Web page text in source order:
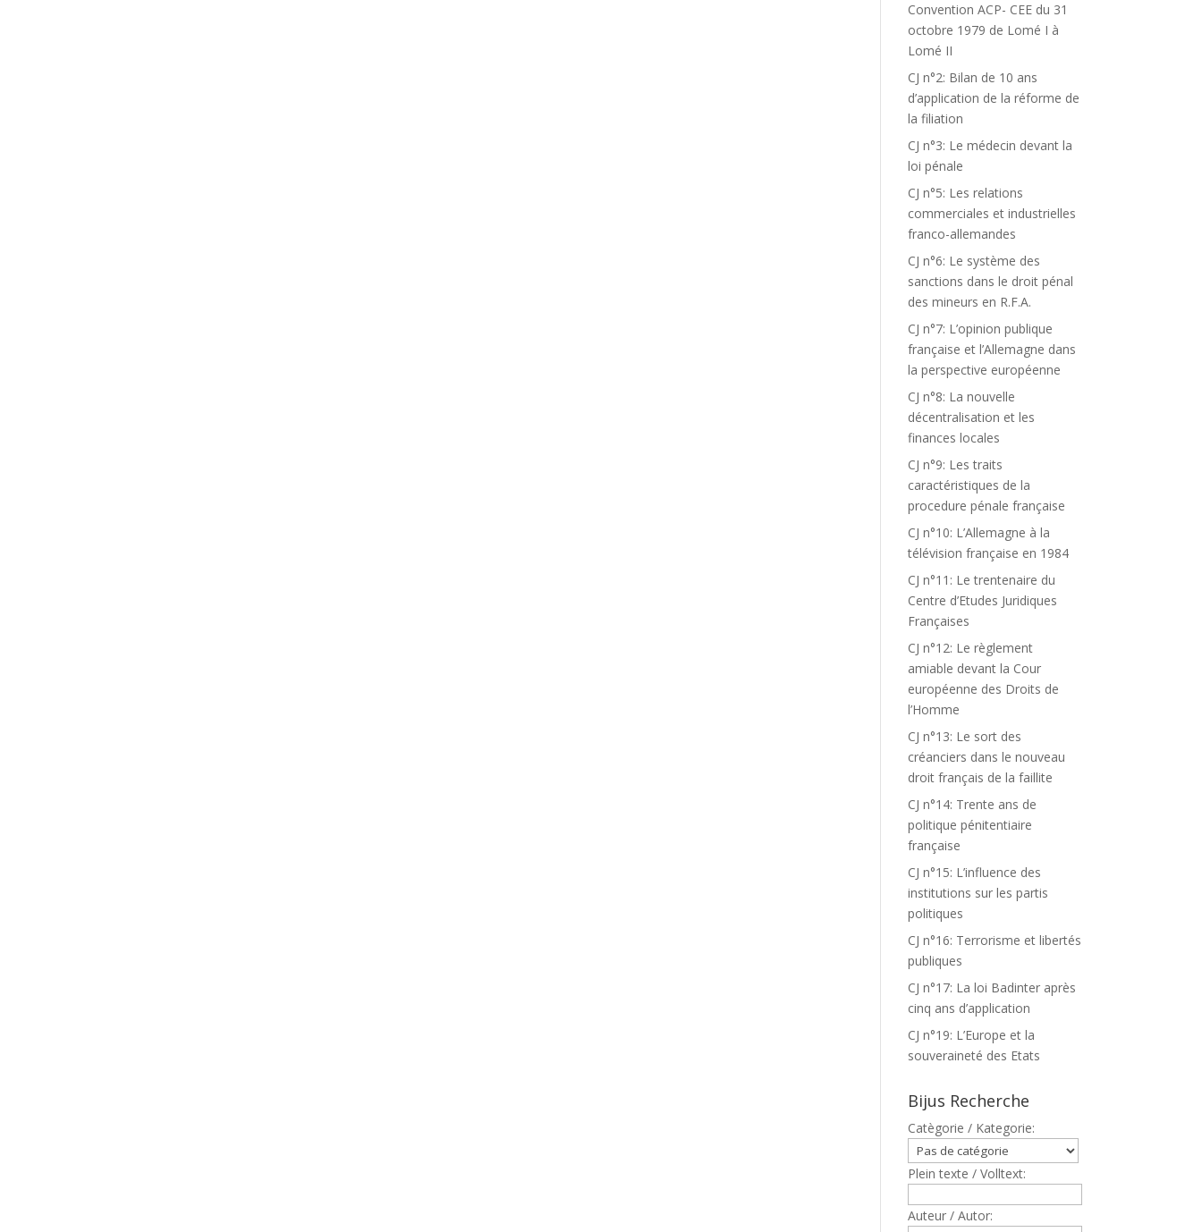
Convention ACP- CEE du 31
octobre 1979 de Lomé I à
Lomé II
CJ n°2: Bilan de 10 ans
d’application de la réforme de
la filiation
CJ n°3: Le médecin devant la
loi pénale
CJ n°5: Les relations
commerciales et industrielles
franco-allemandes
CJ n°6: Le système des
sanctions dans le droit pénal
des mineurs en R.F.A.
CJ n°7: L’opinion publique
française et l’Allemagne dans
la perspective européenne
CJ n°8: La nouvelle
décentralisation et les
finances locales
CJ n°9: Les traits
caractéristiques de la
procedure pénale française
CJ n°10: L’Allemagne à la
télévision française en 1984
CJ n°11: Le trentenaire du
Centre d’Etudes Juridiques
Françaises
CJ n°12: Le règlement
amiable devant la Cour
européenne des Droits de
l’Homme
CJ n°13: Le sort des
créanciers dans le nouveau
droit français de la faillite
CJ n°14: Trente ans de
politique pénitentiaire
française
CJ n°15: L’influence des
institutions sur les partis
politiques
CJ n°16: Terrorisme et libertés
publiques
CJ n°17: La loi Badinter après
cinq ans d’application
CJ n°19: L’Europe et la
souveraineté des Etats
Bijus Recherche
Catègorie / Kategorie:
Plein texte / Volltext:
Auteur / Autor: